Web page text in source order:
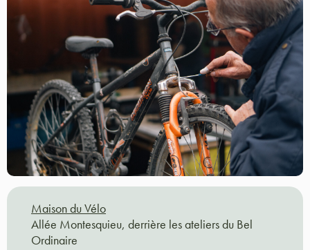
Maison du Vélo
Allée Montesquieu, derrière les ateliers du Bel
Ordinaire